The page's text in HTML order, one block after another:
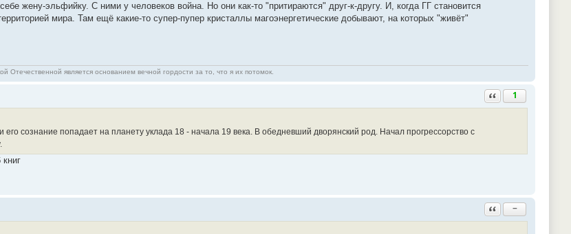
жену-эльфийку. С ними у человеков война. Но они как-то "притираются" друг-к-другу. И, когда ГГ становится
мира. Там ещё какие-то супер-пупер кристаллы магоэнергетические добывают, на которых "живёт"
Отечественной является основанием вечной гордости за то, что я их потомок.
Ответить с цитатой
1
сознание попадает на планету уклада 18 - начала 19 века. В обедневший дворянский род. Начал прогрессорство с
Ответить с цитатой
−